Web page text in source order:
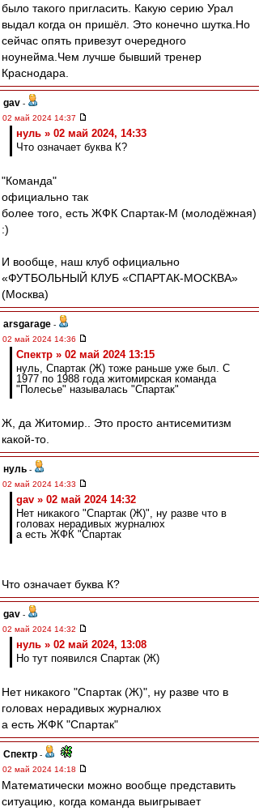
было такого пригласить. Какую серию Урал
выдал когда он пришёл. Это конечно шутка.Но
сейчас опять привезут очередного
ноунейма.Чем лучше бывший тренер
Краснодара.
gav -
02 май 2024 14:37
нуль » 02 май 2024, 14:33
Что означает буква К?
"Команда"
официально так
более того, есть ЖФК Спартак-М (молодёжная)
:)
И вообще, наш клуб официально
«ФУТБОЛЬНЫЙ КЛУБ «СПАРТАК-МОСКВА»
(Москва)
arsgarage -
02 май 2024 14:36
Спектр » 02 май 2024 13:15
нуль, Спартак (Ж) тоже раньше уже был. С
1977 по 1988 года житомирская команда
"Полесье" называлась "Спартак"
Ж, да Житомир.. Это просто антисемитизм
какой-то.
нуль -
02 май 2024 14:33
gav » 02 май 2024 14:32
Нет никакого "Спартак (Ж)", ну разве что в
головах нерадивых журналюх
а есть ЖФК "Спартак
Что означает буква К?
gav -
02 май 2024 14:32
нуль » 02 май 2024, 13:08
Но тут появился Спартак (Ж)
Нет никакого "Спартак (Ж)", ну разве что в
головах нерадивых журналюх
а есть ЖФК "Спартак"
Спектр -
02 май 2024 14:18
Математически можно вообще представить
ситуацию, когда команда выигрывает